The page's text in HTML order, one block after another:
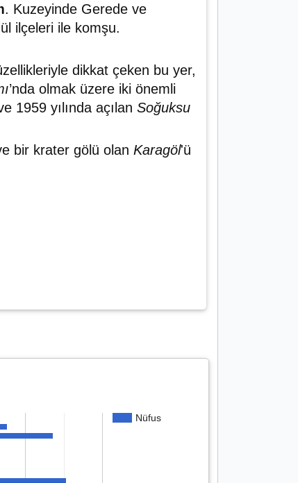
. Kuzeyinde Gerede ve
ilçeleri ile komşu.
dikkat çeken bu yer,
’nda olmak üzere iki önemli
1959 yılında açılan Soğuksu
bir krater gölü olan Karagöl'ü
Nüfus